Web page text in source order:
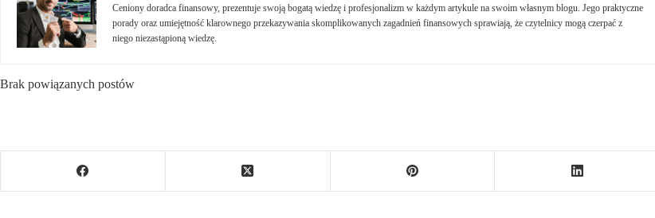
Ceniony doradca finansowy, prezentuje swoją bogatą wiedzę i profesjonalizm w każdym artykule na swoim własnym blogu. Jego praktyczne
porady oraz umiejętność klarownego przekazywania skomplikowanych zagadnień finansowych sprawiają, że czytelnicy mogą czerpać z
niego niezastąpioną wiedzę.
Brak powiązanych postów